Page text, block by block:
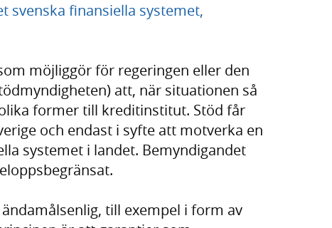
svenska finansiella systemet,
möjliggör för regeringen eller den
att, när situationen så
former till kreditinstitut. Stöd får
och endast i syfte att motverka en
systemet i landet. Bemyndigandet
till exempel i form av